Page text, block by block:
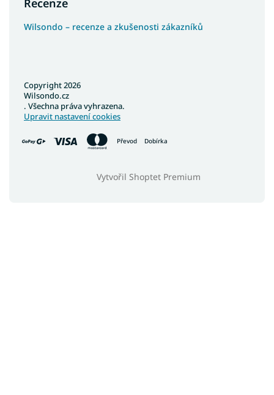
Recenze
Wilsondo – recenze a zkušenosti zákazníků
Převod Dobírka
Vytvořil Shoptet Premium
Copyright 2026
Wilsondo.cz
. Všechna práva vyhrazena.
Upravit nastavení cookies